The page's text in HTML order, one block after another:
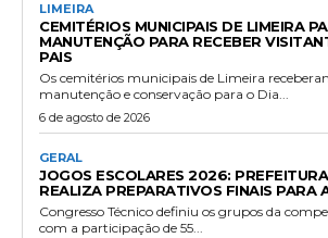
LIMEIRA
CEMITÉRIOS MUNICIPAIS DE LIMEIRA
MANUTENÇÃO PARA RECEBER
PAIS
Os cemitérios municipais de Limeira
manutenção e conservação para o Dia...
6 de agosto de 2026
GERAL
JOGOS ESCOLARES 2026:
REALIZA PREPARATIVOS FINAIS PARA
Congresso Técnico definiu os grupos da
com a participação de 55...